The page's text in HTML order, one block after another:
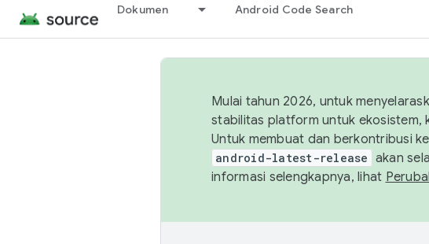
Dokumen Android Code Search
Mulai tahun 2026, untuk
stabilitas platform untuk ekosistem,
Untuk membuat dan berkontribusi
android-latest-release akan
informasi selengkapnya, lihat